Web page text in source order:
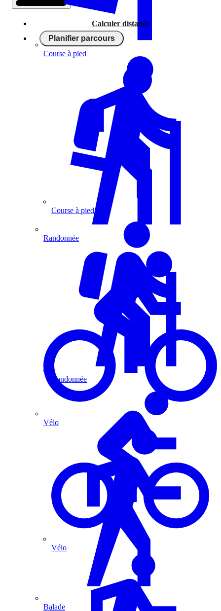
Calculer distance
Planifier parcours
Course à pied
Randonnée
Vélo
Course à pied
Randonnée
Vélo
Balade